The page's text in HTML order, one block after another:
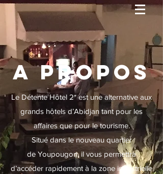
A PROPOS
Le Détente Hôtel 2* est une alternative aux
grands hôtels d’Abidjan tant pour les
affaires que pour le tourisme.
Situé dans le nouveau quartier
de Youpougon, il vous permettra
d’accéder rapidement à la zone industrielle